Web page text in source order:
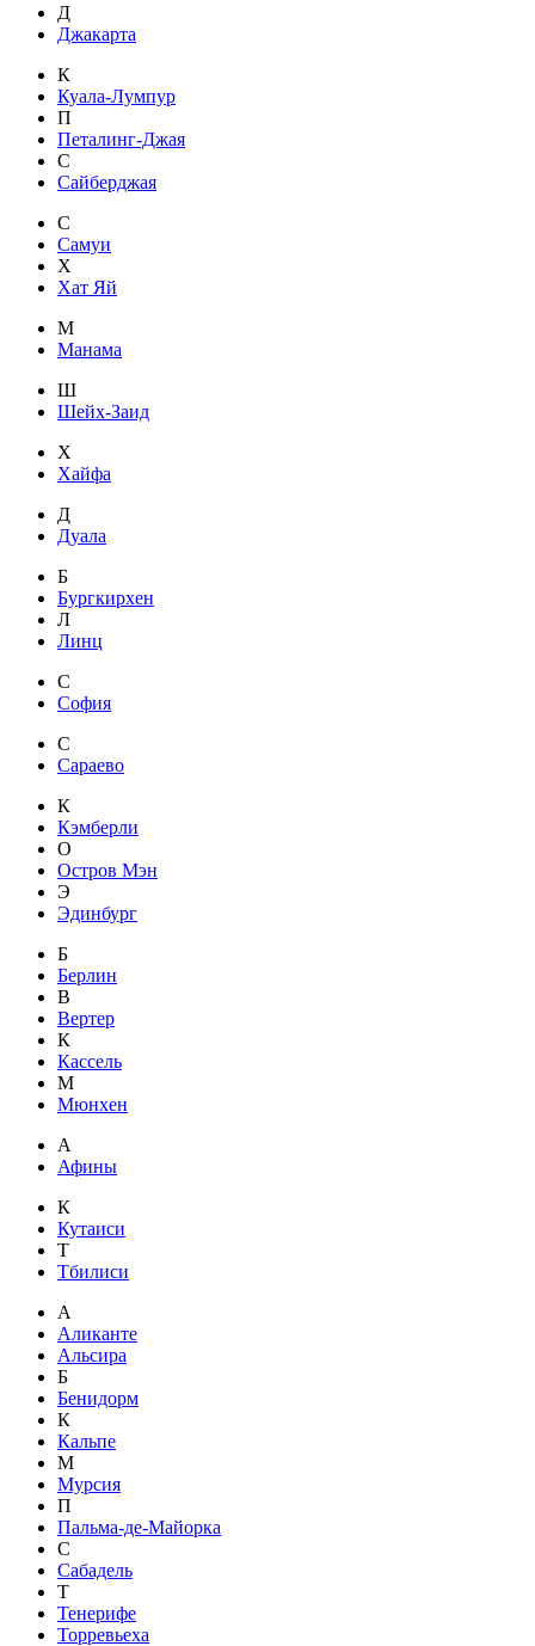
Д
Джакарта
К
Куала-Лумпур
П
Петалинг-Джая
С
Сайберджая
С
Самуи
Х
Хат Яй
М
Манама
Ш
Шейх-Заид
Х
Хайфа
Д
Дуала
Б
Бургкирхен
Л
Линц
С
София
С
Сараево
К
Кэмберли
О
Остров Мэн
Э
Эдинбург
Б
Берлин
В
Вертер
К
Кассель
М
Мюнхен
А
Афины
К
Кутаиси
Т
Тбилиси
А
Аликанте
Альсира
Б
Бенидорм
К
Кальпе
М
Мурсия
П
Пальма-де-Майорка
С
Сабадель
Т
Тенерифе
Торревьеха